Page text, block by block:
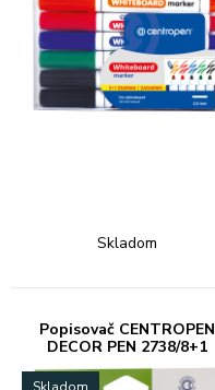
Skladom
Popisovač CENTROPEN
DECOR PEN 2738/8+1